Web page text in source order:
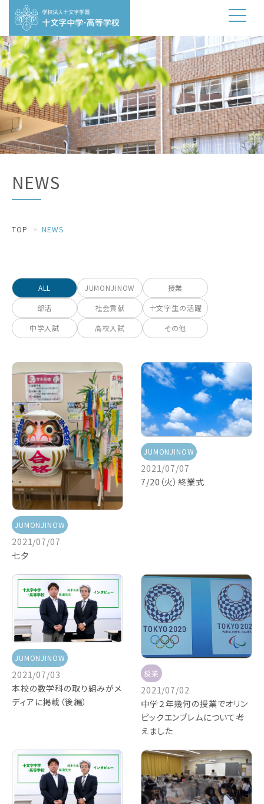
NEWS
TOP NEWS
ALL JUMONJINOW
授業
部活
社会貢献
十文字生の活躍
中学入試
高校入試 その他
JUMONJINOW
2021/07/07
七夕
JUMONJINOW
2021/07/07
7/20（火）終業式
JUMONJINOW
2021/07/03
本校の数学科の取り組みがメ
ディアに掲載（後編）
授業
2021/07/02
中学２年幾何の授業でオリン
ピックエンブレムについて考
えました